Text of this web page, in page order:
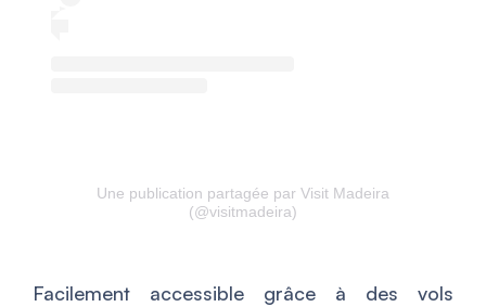
Une publication partagée par Visit Madeira
(@visitmadeira)
Facilement accessible grâce à des vols